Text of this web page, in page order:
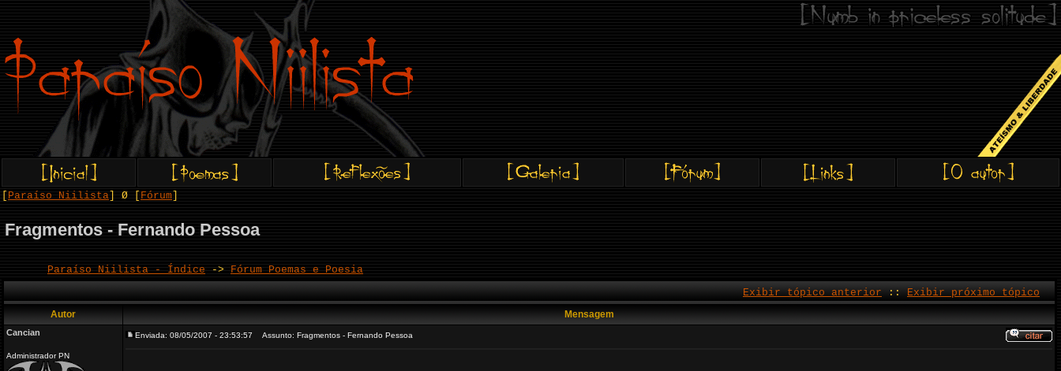
Paraíso Niilista ] Ø [ Fórum
Fragmentos - Fernando Pessoa
Paraíso Niilista - Índice -> Fórum Poemas e Poesia
Exibir tópico anterior :: Exibir próximo tópico
Autor Mensagem
Cancian
Administrador PN
Enviada: 08/05/2007 - 23:53:57 Assunto: Fragmentos - Fernando Pessoa